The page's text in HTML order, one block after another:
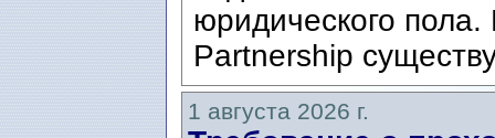
юридического
Partnership
1 августа 2026 г.